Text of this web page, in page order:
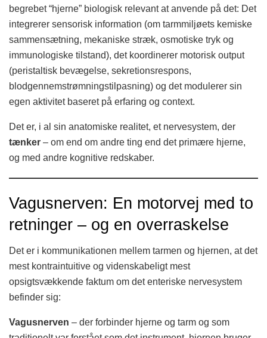
begrebet “hjerne” biologisk relevant at anvende på det: Det
integrerer sensorisk information (om tarmmiljøets kemiske
sammensætning, mekaniske stræk, osmotiske tryk og
immunologiske tilstand), det koordinerer motorisk output
(peristaltisk bevægelse, sekretionsrespons,
blodgennemstrømningstilpasning) og det modulerer sin
egen aktivitet baseret på erfaring og context.
Det er, i al sin anatomiske realitet, et nervesystem, der
tænker – om end om andre ting end det primære hjerne,
og med andre kognitive redskaber.
Vagusnerven: En motorvej med to
retninger – og en overraskelse
Det er i kommunikationen mellem tarmen og hjernen, at det
mest kontraintuitive og videnskabeligt mest
opsigtsvækkende faktum om det enteriske nervesystem
befinder sig:
Vagusnerven – der forbinder hjerne og tarm og som